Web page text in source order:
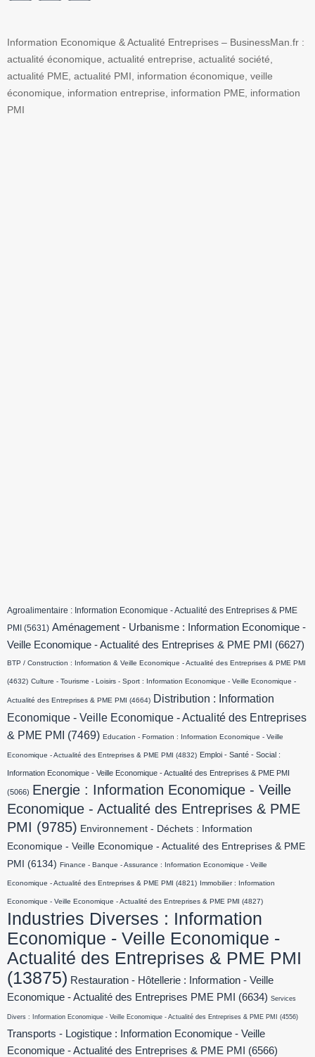
Information Economique & Actualité Entreprises – BusinessMan.fr :
actualité économique, actualité entreprise, actualité société,
actualité PME, actualité PMI, information économique, veille
économique, information entreprise, information PME, information
PMI
Agroalimentaire : Information Economique - Actualité des Entreprises & PME
PMI (5631) Aménagement - Urbanisme : Information Economique -
Veille Economique - Actualité des Entreprises & PME PMI
(6627)
BTP / Construction : Information & Veille Economique - Actualité des Entreprises & PME PMI
(4632) Culture - Tourisme - Loisirs - Sport : Information Economique - Veille Economique -
Actualité des Entreprises & PME PMI (4664) Distribution : Information
Economique - Veille Economique - Actualité des Entreprises
& PME PMI
(7469) Education - Formation : Information Economique - Veille
Economique - Actualité des Entreprises & PME PMI (4832) Emploi - Santé - Social :
Information Economique - Veille Economique - Actualité des Entreprises & PME PMI
(5066) Energie : Information Economique - Veille
Economique - Actualité des Entreprises & PME
PMI (9785) Environnement - Déchets : Information
Economique - Veille Economique - Actualité des Entreprises & PME
PMI
(6134) Finance - Banque - Assurance : Information Economique - Veille
Economique - Actualité des Entreprises & PME PMI (4821) Immobilier : Information
Economique - Veille Economique - Actualité des Entreprises & PME PMI (4827)
Industries Diverses : Information
Economique - Veille Economique -
Actualité des Entreprises & PME PMI
(13875) Restauration - Hôtellerie : Information - Veille
Economique - Actualité des Entreprises PME PMI
(6634) Services
Divers : Information Economique - Veille Economique - Actualité des Entreprises & PME PMI (4556)
Transports - Logistique : Information Economique - Veille
Economique - Actualité des Entreprises & PME PMI
(6566)